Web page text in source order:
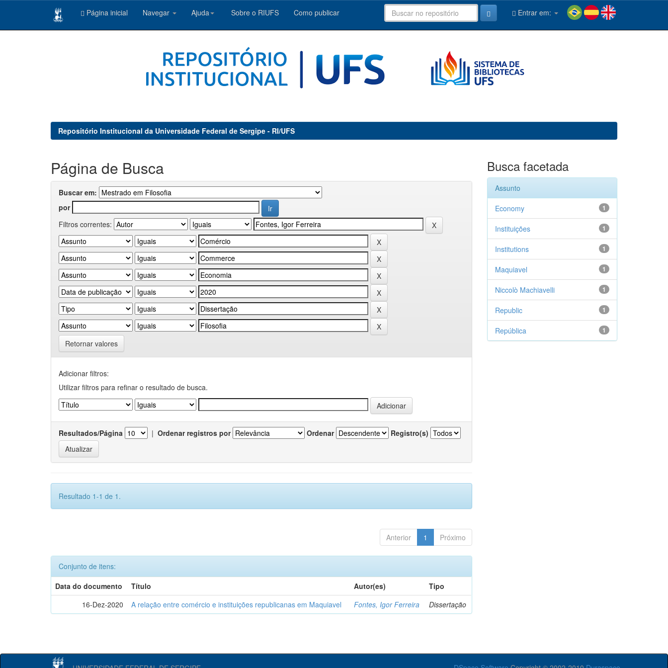
Página inicial Navegar Ajuda Sobre o RIUFS Como publicar Entrar em:
Repositório Institucional da Universidade Federal de Sergipe - RI/UFS
Página de Busca
Buscar em:
por
Filtros correntes:
Retornar valores
Adicionar filtros:
Utilizar filtros para refinar o resultado de busca.
Resultados/Página | Ordenar registros por Ordenar Registro(s)
Resultado 1-1 de 1.
Anterior 1 Próximo
Conjunto de itens:
Data do documento
Título Autor(es)
Tipo
16-Dez-2020
A relação entre comércio e instituições republicanas em Maquiavel Fontes, Igor Ferreira Dissertação
Busca facetada
Assunto
1
Economy
1
Instituições
1
Institutions
1
Maquiavel
1
Niccolò Machiavelli
1
Republic
1
República